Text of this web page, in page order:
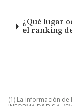
¿Qué lugar
el ranking
(1) La información